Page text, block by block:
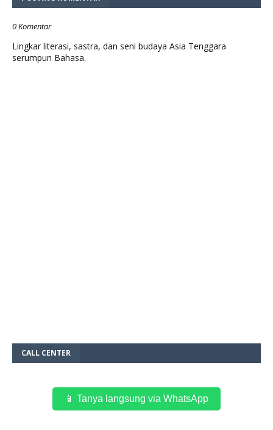
0 Komentar
Lingkar literasi, sastra, dan seni budaya Asia Tenggara
serumpun Bahasa.
CALL CENTER
📱 Tanya langsung via WhatsApp